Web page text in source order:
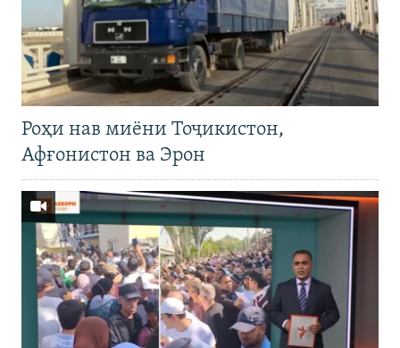
Роҳи нав миёни Тоҷикистон,
Афғонистон ва Эрон